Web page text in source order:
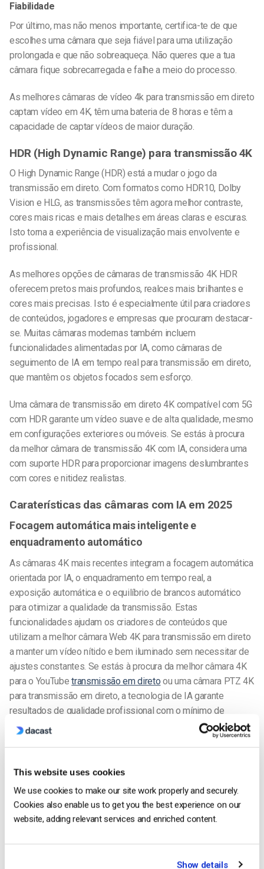
This website uses cookies
We use cookies to make our site work properly and securely.
Cookies also enable us to get you the best experience on our
website, adding relevant services and enriched content.
Show details
Fiabilidade
Por último, mas não menos importante, certifica-te de que
escolhes uma câmara que seja fiável para uma utilização
prolongada e que não sobreaqueça. Não queres que a tua
câmara fique sobrecarregada e falhe a meio do processo.
As melhores câmaras de vídeo 4k para transmissão em direto
captam vídeo em 4K, têm uma bateria de 8 horas e têm a
capacidade de captar vídeos de maior duração.
HDR (High Dynamic Range) para transmissão 4K
O High Dynamic Range (HDR) está a mudar o jogo da
transmissão em direto. Com formatos como HDR10, Dolby
Vision e HLG, as transmissões têm agora melhor contraste,
cores mais ricas e mais detalhes em áreas claras e escuras.
Isto torna a experiência de visualização mais envolvente e
profissional.
As melhores opções de câmaras de transmissão 4K HDR
oferecem pretos mais profundos, realces mais brilhantes e
cores mais precisas. Isto é especialmente útil para criadores
de conteúdos, jogadores e empresas que procuram destacar-
se. Muitas câmaras modernas também incluem
funcionalidades alimentadas por IA, como câmaras de
seguimento de IA em tempo real para transmissão em direto,
que mantêm os objetos focados sem esforço.
Uma câmara de transmissão em direto 4K compatível com 5G
com HDR garante um vídeo suave e de alta qualidade, mesmo
em configurações exteriores ou móveis. Se estás à procura
da melhor câmara de transmissão 4K com IA, considera uma
com suporte HDR para proporcionar imagens deslumbrantes
com cores e nitidez realistas.
Caraterísticas das câmaras com IA em 2025
Focagem automática mais inteligente e
enquadramento automático
As câmaras 4K mais recentes integram a focagem automática
orientada por IA, o enquadramento em tempo real, a
exposição automática e o equilíbrio de brancos automático
para otimizar a qualidade da transmissão. Estas
funcionalidades ajudam os criadores de conteúdos que
utilizam a melhor câmara Web 4K para transmissão em direto
a manter um vídeo nítido e bem iluminado sem necessitar de
ajustes constantes. Se estás à procura da melhor câmara 4K
para o YouTubetransmissão em direto ou uma câmara PTZ 4K
para transmissão em direto, a tecnologia de IA garante
resultados de qualidade profissional com o mínimo de
esforço.
e deteção de objectos
As câmaras com IA podem melhorar a qualidade de vídeo
com pouca luz, ajustando automaticamente as definições para
reduzir o ruído e aumentar a nitidez. Para streamers a solo, a
4K para transmissões no Twitch, a melhor câmara 4K para o